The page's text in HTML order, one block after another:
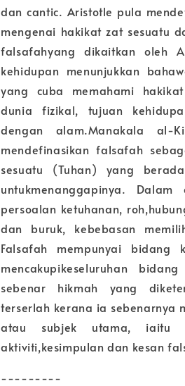
dan cantic. Aristotle pula
mengenai hakikat zat sesuatu
falsafahyang dikaitkan oleh
kehidupan menunjukkan
yang cuba memahami
dunia fizikal, tujuan
dengan alam.Manakala al-
mendefinasikan falsafah
sesuatu (Tuhan) yang
untukmenanggapinya.
persoalan ketuhanan,
dan buruk, kebebasan
Falsafah mempunyai
mencakupikeseluruhan
sebenar hikmah yang
terserlah kerana ia sebenarnya
atau subjek utama, iaitu
aktiviti,kesimpulan dan kesan
---------